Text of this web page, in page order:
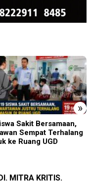
»
HUT RI ke-81 di
Sanggabuana, KPU
Jaga Stamina
MITRA KRITIS.